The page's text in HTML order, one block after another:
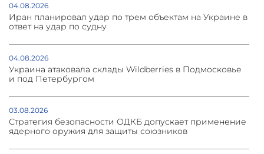
04.08.2026
Иран планировал удар по трем объектам на Украине в
ответ на удар по судну
04.08.2026
Украина атаковала склады Wildberries в Подмосковье
и под Петербургом
03.08.2026
Стратегия безопасности ОДКБ допускает применение
ядерного оружия для защиты союзников